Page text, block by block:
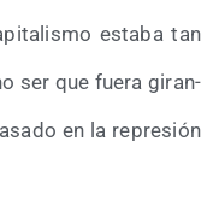
esta­ba tan
ser que fue­ra giran­
en la repre­sión